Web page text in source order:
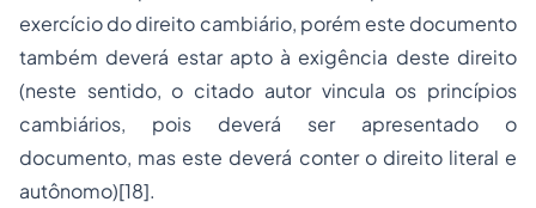
exercício do direito cambiário, porém este documento
também deverá estar apto à exigência deste direito
(neste sentido, o citado autor vincula os princípios
cambiários, pois deverá ser apresentado o
documento, mas este deverá conter o direito literal e
autônomo)[18].